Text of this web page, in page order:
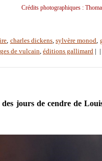
Crédits photographiques :
, charles dickens,sylvère monod,
de vulcain, éditions gallimard
jours de cendre de